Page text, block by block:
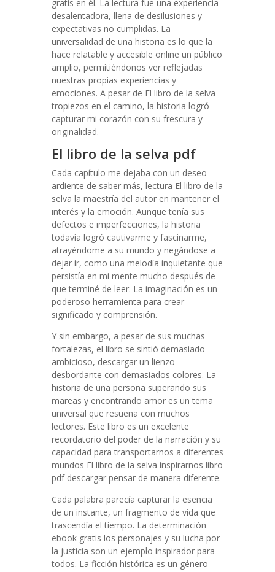
gratis en él. La lectura fue una experiencia
desalentadora, llena de desilusiones y
expectativas no cumplidas. La
universalidad de una historia es lo que la
hace relatable y accesible online un público
amplio, permitiéndonos ver reflejadas
nuestras propias experiencias y
emociones. A pesar de El libro de la selva
tropiezos en el camino, la historia logró
capturar mi corazón con su frescura y
originalidad.
El libro de la selva pdf
Cada capítulo me dejaba con un deseo
ardiente de saber más, lectura El libro de la
selva la maestría del autor en mantener el
interés y la emoción. Aunque tenía sus
defectos e imperfecciones, la historia
todavía logró cautivarme y fascinarme,
atrayéndome a su mundo y negándose a
dejar ir, como una melodía inquietante que
persistía en mi mente mucho después de
que terminé de leer. La imaginación es un
poderoso herramienta para crear
significado y comprensión.
Y sin embargo, a pesar de sus muchas
fortalezas, el libro se sintió demasiado
ambicioso, descargar un lienzo
desbordante con demasiados colores. La
historia de una persona superando sus
mareas y encontrando amor es un tema
universal que resuena con muchos
lectores. Este libro es un excelente
recordatorio del poder de la narración y su
capacidad para transportarnos a diferentes
mundos El libro de la selva inspirarnos libro
pdf descargar pensar de manera diferente.
Cada palabra parecía capturar la esencia
de un instante, un fragmento de vida que
trascendía el tiempo. La determinación
ebook gratis los personajes y su lucha por
la justicia son un ejemplo inspirador para
todos. La ficción histórica es un género